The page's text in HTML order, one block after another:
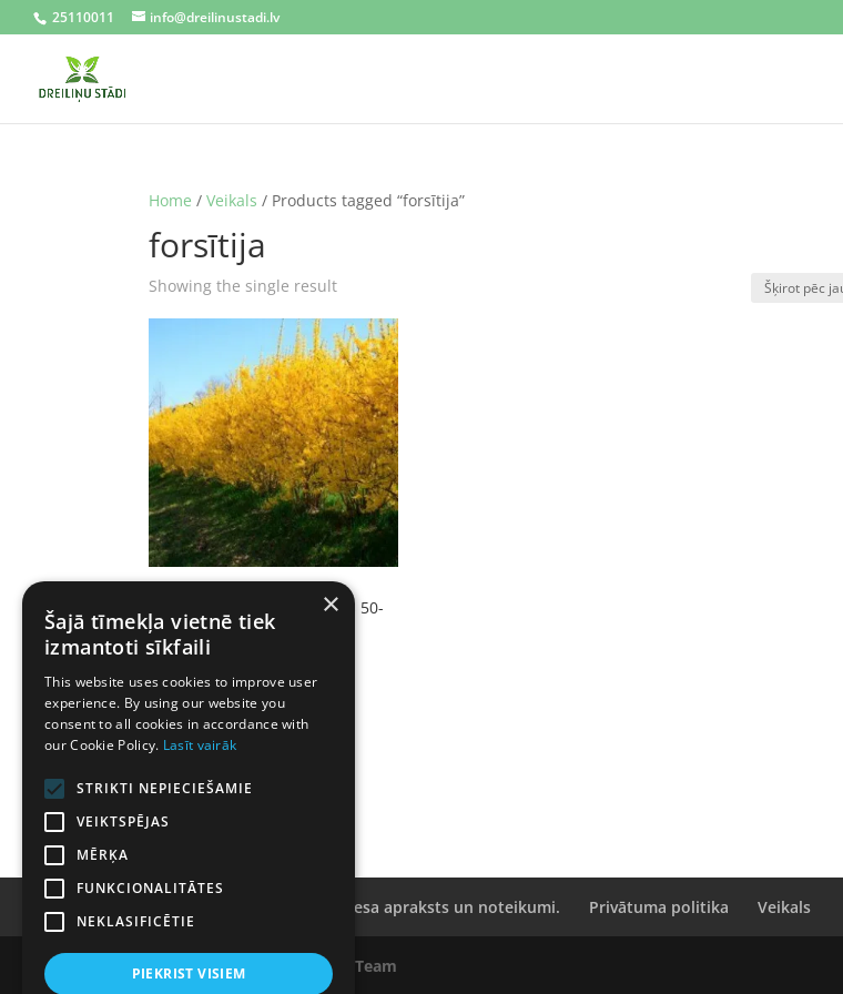
25110011 info@dreilinustadi.lv
Home /Veikals / Products tagged “forsītija”
forsītija
Showing the single result
Forsītija vidējā- Forsithia x
intermedia. Kailsakņu stāds 50-
80cm.
€2.80
Kailsakņu rezervācijas procesa apraksts un noteikumi. Privātuma politika Veikals
Mājaslapas izstrāde Digital Team
×
Šajā tīmekļa vietnē tiek
izmantoti sīkfaili
This website uses cookies to improve user
experience. By using our website you
consent to all cookies in accordance with
our Cookie Policy. Lasīt vairāk
STRIKTI NEPIECIEŠAMIE
VEIKTSPĒJAS
MĒRĶA
FUNKCIONALITĀTES
NEKLASIFICĒTIE
PIEKRIST VISIEM